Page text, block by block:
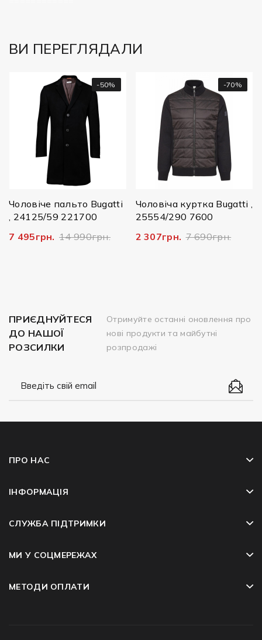
ВИ ПЕРЕГЛЯДАЛИ
-50%
Чоловіче пальто Bugatti
, 24125/59 221700
7 495грн. 14 990грн.
-70%
Чоловіча куртка Bugatti ,
25554/290 7600
2 307грн. 7 690грн.
ПРИЄДНУЙТЕСЯ
ДО НАШОЇ
РОЗСИЛКИ
Отримуйте останні оновлення про
нові продукти та майбутні
розпродажі
ПРО НАС
ІНФОРМАЦІЯ
СЛУЖБА ПІДТРИМКИ
МИ У СОЦМЕРЕЖАХ
МЕТОДИ ОПЛАТИ